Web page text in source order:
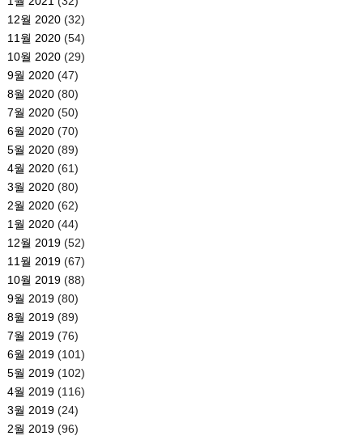
12월 2020(32)
11월 2020(54)
10월 2020(29)
9월 2020(47)
8월 2020(80)
7월 2020(50)
6월 2020(70)
5월 2020(89)
4월 2020(61)
3월 2020(80)
2월 2020(62)
1월 2020(44)
12월 2019(52)
11월 2019(67)
10월 2019(88)
9월 2019(80)
8월 2019(89)
7월 2019(76)
6월 2019(101)
5월 2019(102)
4월 2019(116)
3월 2019(24)
2월 2019(96)